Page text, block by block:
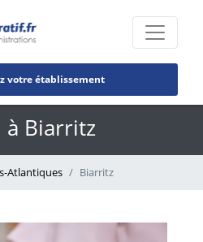
votre établissement
à Biarritz
Atlantiques Biarritz